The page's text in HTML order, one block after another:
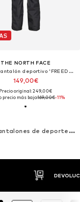
THE NORTH FACE
regular Pantalón deportivo 'FREEDOM BIB'
149,00€
Precio original: 249,00€
precio más bajo:169,00€-11%
de deporte